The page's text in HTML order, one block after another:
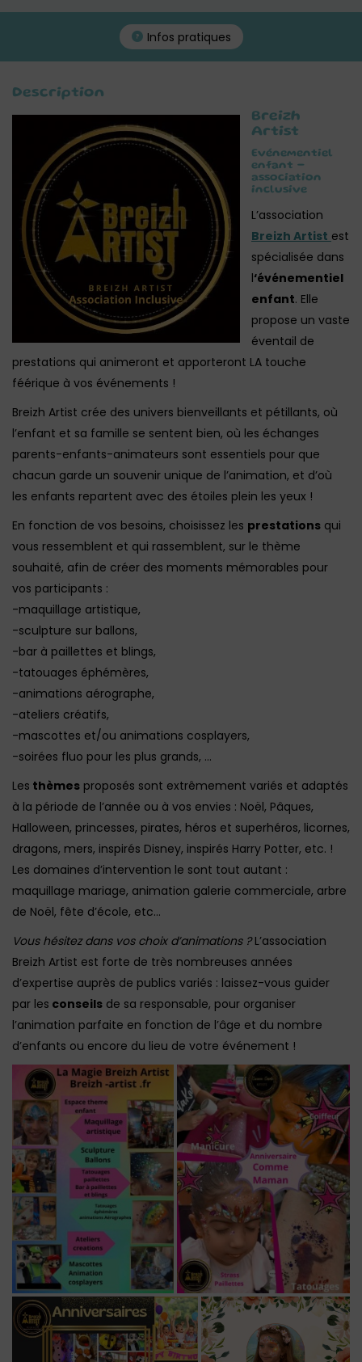
Infos pratiques
Description
Breizh
Artist
Evénementiel
enfant -
association
inclusive
L’association
Breizh Artist est
spécialisée dans
l‘événementiel
enfant. Elle
propose un vaste
éventail de
prestations qui animeront et apporteront LA touche
féérique à vos événements !
Breizh Artist crée des univers bienveillants et pétillants, où
l’enfant et sa famille se sentent bien, où les échanges
parents-enfants-animateurs sont essentiels pour que
chacun garde un souvenir unique de l’animation, et d’où
les enfants repartent avec des étoiles plein les yeux !
En fonction de vos besoins, choisissez les prestations qui
vous ressemblent et qui rassemblent, sur le thème
souhaité, afin de créer des moments mémorables pour
vos participants :
-maquillage artistique,
-sculpture sur ballons,
-bar à paillettes et blings,
-tatouages éphémères,
-animations aérographe,
-ateliers créatifs,
-mascottes et/ou animations cosplayers,
-soirées fluo pour les plus grands, …
Les thèmes proposés sont extrêmement variés et adaptés
à la période de l’année ou à vos envies : Noël, Pâques,
Halloween, princesses, pirates, héros et superhéros, licornes,
dragons, mers, inspirés Disney, inspirés Harry Potter, etc. !
Les domaines d’intervention le sont tout autant :
maquillage mariage, animation galerie commerciale, arbre
de Noël, fête d’école, etc…
Vous hésitez dans vos choix d’animations ?L’association
Breizh Artist est forte de très nombreuses années
d’expertise auprès de publics variés : laissez-vous guider
par les conseils de sa responsable, pour organiser
l’animation parfaite en fonction de l’âge et du nombre
d’enfants ou encore du lieu de votre événement !